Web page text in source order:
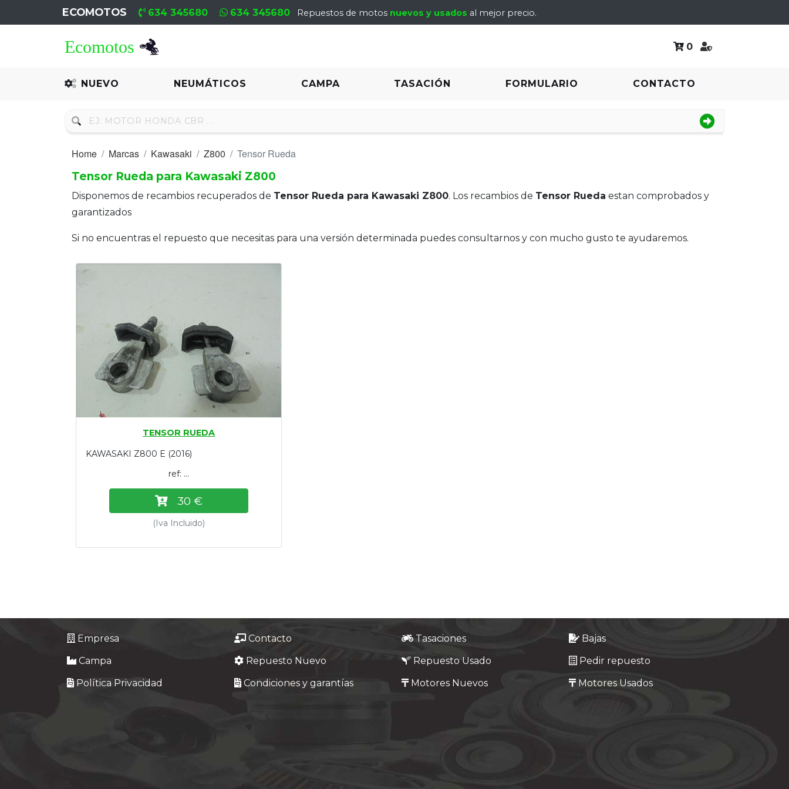
ECOMOTOS 634 345680 634 345680 Repuestos de motos nuevos y usados al mejor precio.
0
NUEVO NEUMÁTICOS CAMPA TASACIÓN FORMULARIO CONTACTO
Recambio
Neumáticos
Motores
Tasaciones
Home Marcas Kawasaki Z800
Tensor Rueda
Tensor Rueda para Kawasaki Z800
Disponemos de recambios recuperados de Tensor Rueda para Kawasaki Z800. Los recambios de Tensor Rueda estan comprobados y
garantizados
Si no encuentras el repuesto que necesitas para una versión determinada puedes consultarnos y con mucho gusto te ayudaremos.
TENSOR RUEDA
KAWASAKI Z800 E (2016)
ref: ...
30 €
(Iva Incluido)
Empresa Contacto Tasaciones
Bajas
Campa
Repuesto Nuevo Repuesto Usado
Pedir repuesto
Política Privacidad
Condiciones y garantías Motores Nuevos Motores Usados